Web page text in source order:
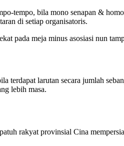
tempo, bila mono senapan &
di setiap organisatoris.
pada meja minus asosiasi nun
terdapat larutan secara jumlah
lebih masa.
rakyat provinsial Cina